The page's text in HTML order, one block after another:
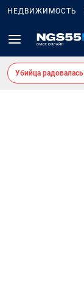
НЕДВИЖИМОСТЬ
Убийца